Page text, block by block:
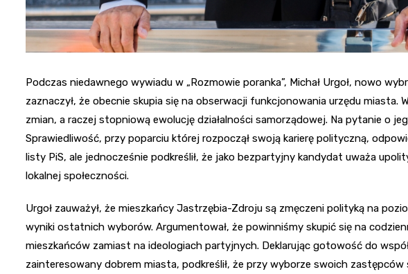
Podczas niedawnego wywiadu w „Rozmowie poranka”, Michał Urgoł, nowo
zaznaczył, że obecnie skupia się na obserwacji funkcjonowania urzędu miasta.
zmian, a raczej stopniową ewolucję działalności samorządowej. Na pytanie o
Sprawiedliwość, przy poparciu której rozpoczął swoją karierę polityczną,
listy PiS, ale jednocześnie podkreślił, że jako bezpartyjny kandydat uważa
lokalnej społeczności.
Urgoł zauważył, że mieszkańcy Jastrzębia-Zdroju są zmęczeni polityką na
wyniki ostatnich wyborów. Argumentował, że powinniśmy skupić się na
mieszkańców zamiast na ideologiach partyjnych. Deklarując gotowość do
zainteresowany dobrem miasta, podkreślił, że przy wyborze swoich zastępców